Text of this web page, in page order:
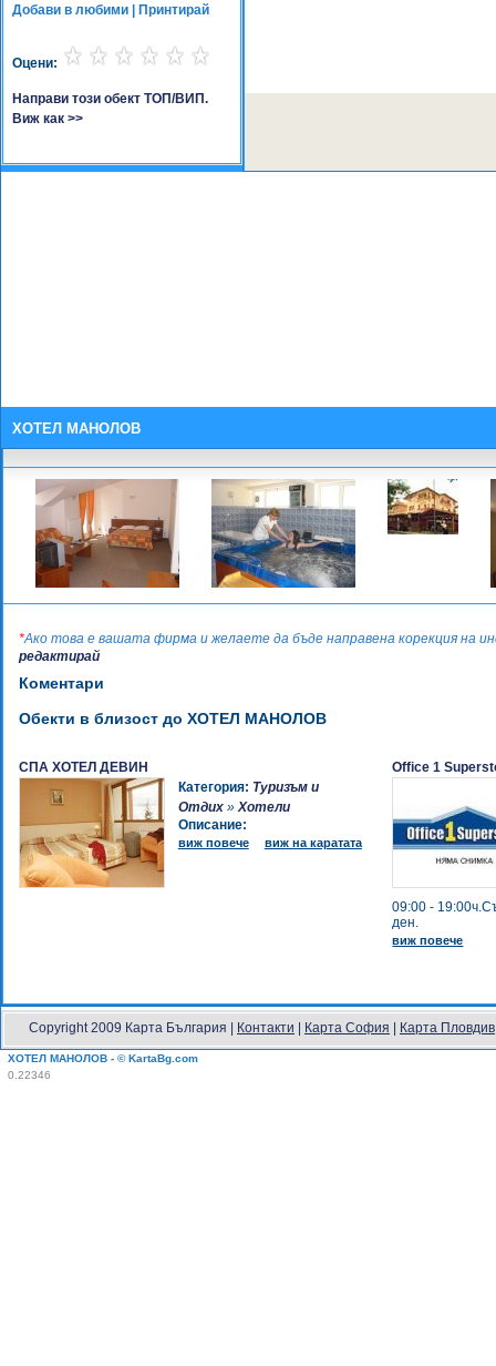
Добави в любими
Принтирай
Оцени:
Направи този обект ТОП/ВИП.
Виж как >>
ХОТЕЛ МАНОЛОВ
*Ако това е вашата фирма и желаете да бъде направена корекция на
редактирай
Коментари
Обекти в близост до ХОТЕЛ МАНОЛОВ
СПА ХОТЕЛ ДЕВИН
Категория: Туризъм и
Отдих»Хотели
Описание:
виж повече виж на каратата
Office 1
09:00 -
ден.
виж повече
Copyright 2009 Карта България | Контакти Карта София Карта Пловдив
ХОТЕЛ МАНОЛОВ - © KartaBg.com
0.22346